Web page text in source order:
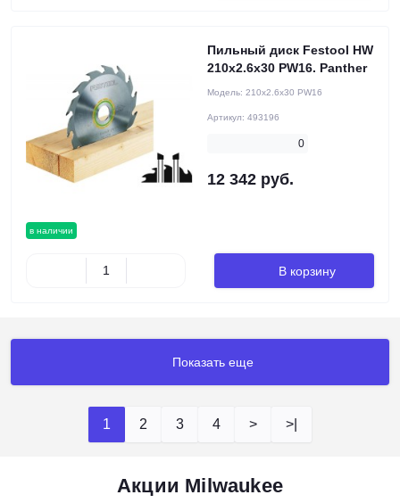
в наличии
Пильный диск Festool HW
210x2.6x30 PW16. Panther
Модель: 210x2.6x30 PW16
Артикул: 493196
0
12 342 руб.
В корзину
Показать еще
1 2 3 4 > >|
Акции Milwaukee